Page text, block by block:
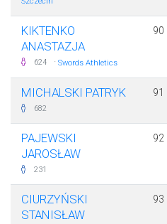
KIKTENKO
ANASTAZJA
624 · Swords Athletics
90
MICHALSKI PATRYK
682
91
PAJEWSKI
JAROSŁAW
231
92
CIURZYŃSKI
STANISŁAW
93